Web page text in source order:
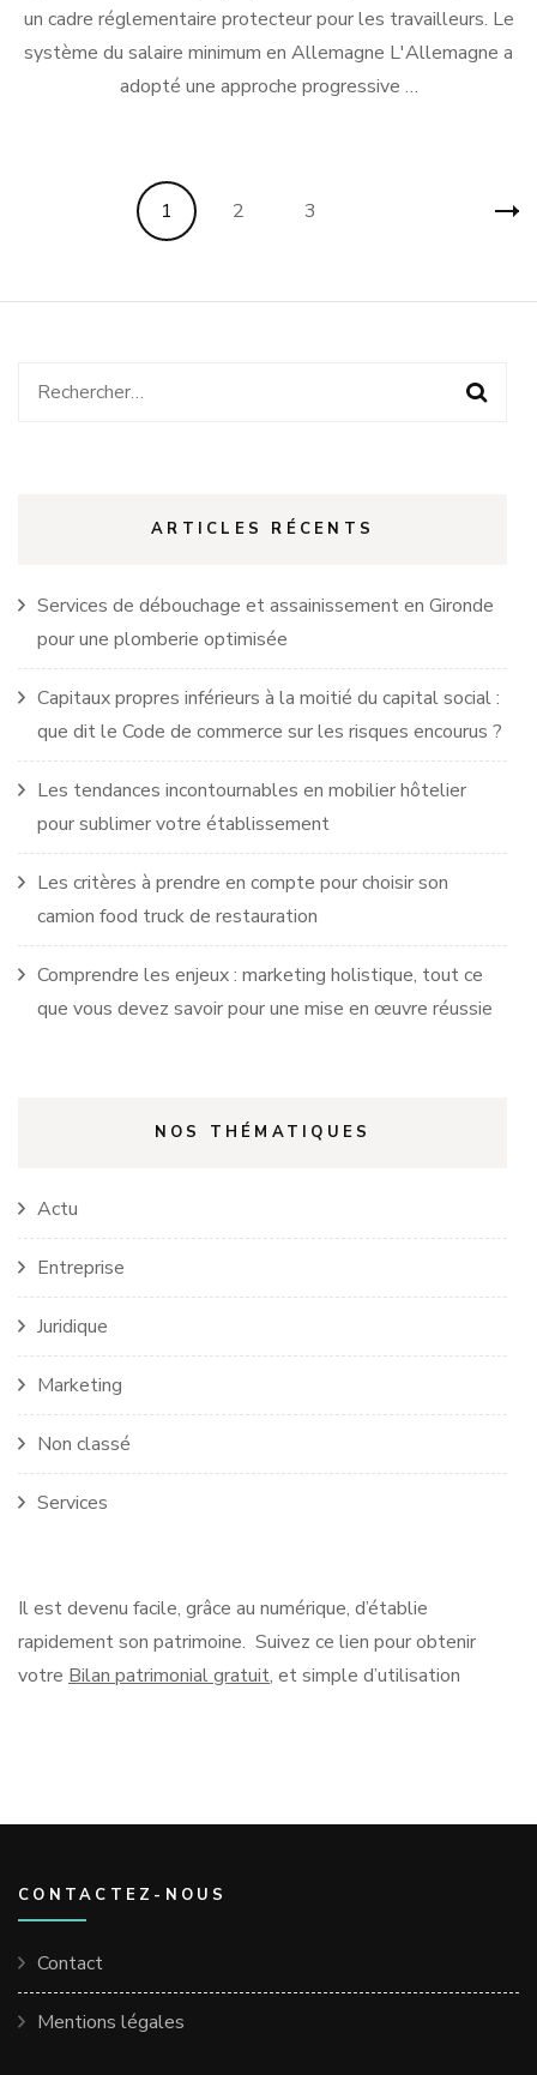
un cadre réglementaire protecteur pour les travailleurs. Le
système du salaire minimum en Allemagne L'Allemagne a
adopté une approche progressive …
PaginationPage
1 Page
2 Page
3
Rechercher :
ARTICLES RÉCENTS
Services de débouchage et assainissement en Gironde
pour une plomberie optimisée
Capitaux propres inférieurs à la moitié du capital social :
que dit le Code de commerce sur les risques encourus ?
Les tendances incontournables en mobilier hôtelier
pour sublimer votre établissement
Les critères à prendre en compte pour choisir son
camion food truck de restauration
Comprendre les enjeux : marketing holistique, tout ce
que vous devez savoir pour une mise en œuvre réussie
NOS THÉMATIQUES
Actu
Entreprise
Juridique
Marketing
Non classé
Services
Il est devenu facile, grâce au numérique, d’établie
rapidement son patrimoine. Suivez ce lien pour obtenir
votre Bilan patrimonial gratuit, et simple d’utilisation
CONTACTEZ-NOUS
Contact
Mentions légales